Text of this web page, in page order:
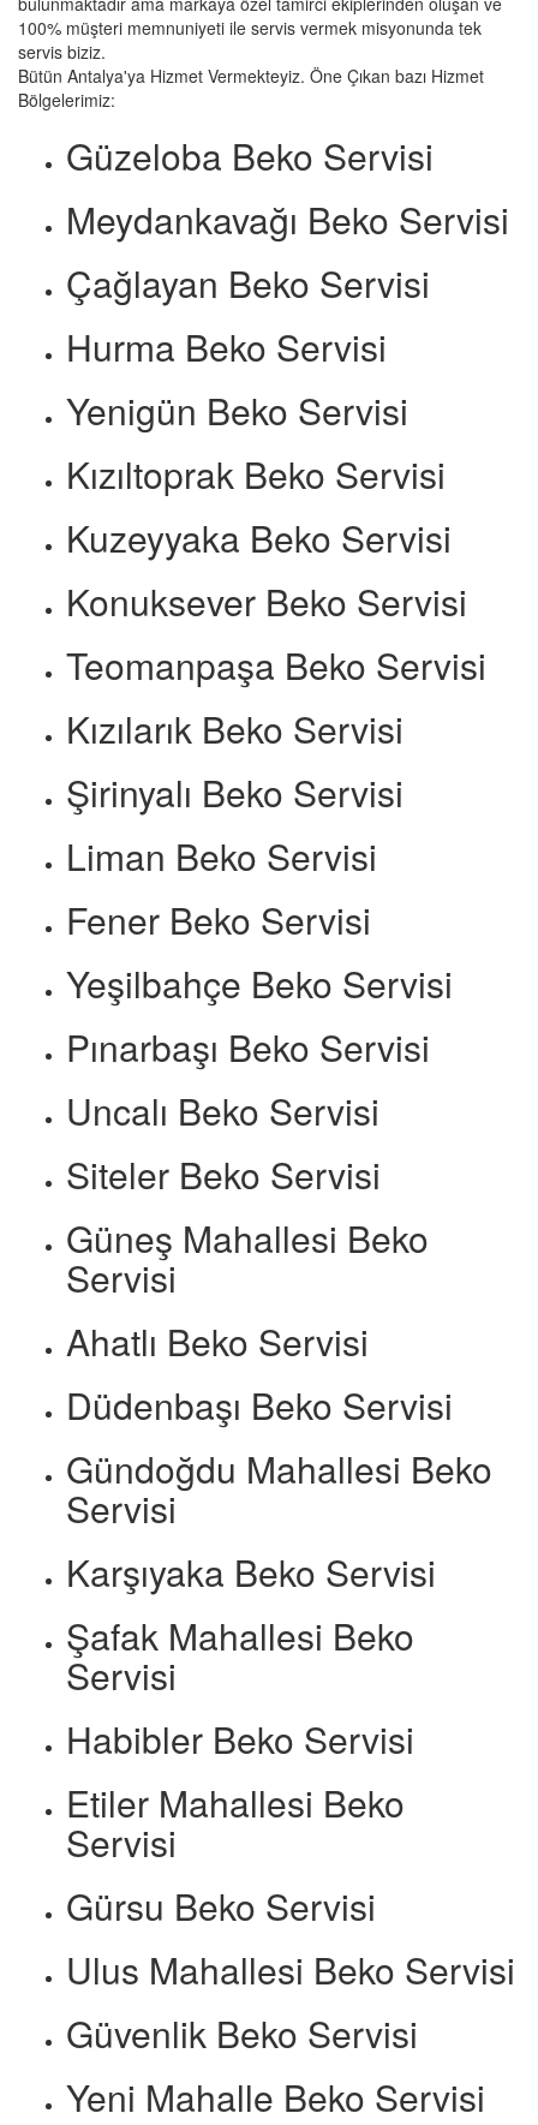
100% müşteri memnuniyeti ile servis vermek misyonunda tek
servis biziz.
Bütün Antalya'ya Hizmet Vermekteyiz. Öne Çıkan bazı Hizmet
Bölgelerimiz:
Güzeloba Beko Servisi
Meydankavağı Beko Servisi
Çağlayan Beko Servisi
Hurma Beko Servisi
Yenigün Beko Servisi
Kızıltoprak Beko Servisi
Kuzeyyaka Beko Servisi
Konuksever Beko Servisi
Teomanpaşa Beko Servisi
Kızılarık Beko Servisi
Şirinyalı Beko Servisi
Liman Beko Servisi
Fener Beko Servisi
Yeşilbahçe Beko Servisi
Pınarbaşı Beko Servisi
Uncalı Beko Servisi
Siteler Beko Servisi
Güneş Mahallesi Beko
Servisi
Ahatlı Beko Servisi
Düdenbaşı Beko Servisi
Gündoğdu Mahallesi Beko
Servisi
Karşıyaka Beko Servisi
Şafak Mahallesi Beko
Servisi
Habibler Beko Servisi
Etiler Mahallesi Beko
Servisi
Gürsu Beko Servisi
Ulus Mahallesi Beko Servisi
Güvenlik Beko Servisi
Yeni Mahalle Beko Servisi